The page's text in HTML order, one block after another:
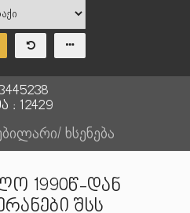
: 12429
ხსენება
1990წ-დან
შსს